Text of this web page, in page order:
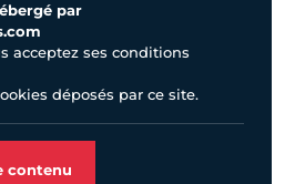
par
acceptez ses conditions
déposés par ce site.
contenu